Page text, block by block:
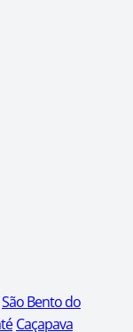
São Bento do
Caçapava